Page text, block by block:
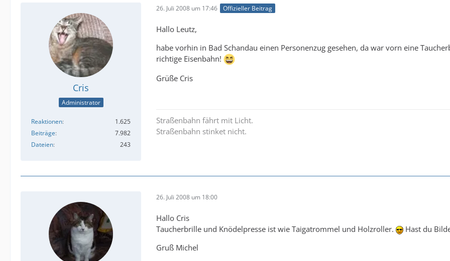
Cris
Administrator
Reaktionen
1.625
Beiträge
7.982
Dateien
243
26. Juli 2008 um 17:46 Offizieller Beitrag
Hallo Leutz,
habe vorhin in Bad Schandau einen Personenzug gesehen, da war vorn eine
richtige Eisenbahn!
Grüße Cris
Straßenbahn fährt mit Licht.
Straßenbahn stinket nicht.
26. Juli 2008 um 18:00
Hallo Cris
Taucherbrille und Knödelpresse ist wie Taigatrommel und Holzroller.
Hast du
Gruß Michel